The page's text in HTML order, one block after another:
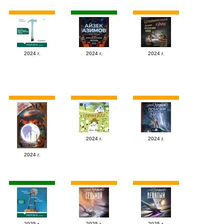
2024 г. 2024 г. 2024 г.
2024 г.
2024 г. 2024 г.